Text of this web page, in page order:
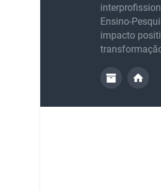
Ensino-
impacto